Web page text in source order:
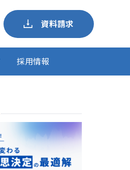
資料請求
採用情報